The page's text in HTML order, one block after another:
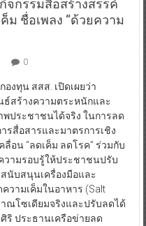
จกรรมสื่อสร้างสรรค์
ม ชื่อเพลง “ด้วยความ
0
งทุน สสส. เปิดเผยว่า
สร้างความตระหนักและ
พประชาชนได้จริง ในการลด
รสื่อสารและมาตรการเชิง
อน “ลดเค็ม ลดโรค” ร่วมกับ
วามรอบรู้ให้ประชาชนปรับ
นับสนุนเครื่องมือและ
วามเค็มในอาหาร (Salt
ณโซเดียมจริงและปรับลดได้
ริ ประธานเครือข่ายลด